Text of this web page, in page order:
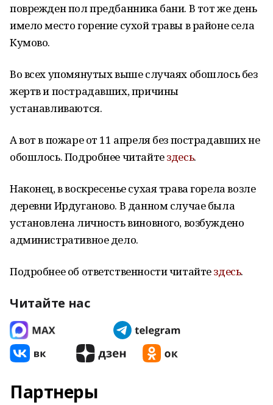
поврежден пол предбанника бани. В тот же день
имело место горение сухой травы в районе села
Кумово.
Во всех упомянутых выше случаях обошлось без
жертв и пострадавших, причины
устанавливаются.
А вот в пожаре от 11 апреля без пострадавших не
обошлось. Подробнее читайтездесь.
Наконец, в воскресенье сухая трава горела возле
деревни Ирдуганово. В данном случае была
установлена личность виновного, возбуждено
административное дело.
Подробнее об ответственности читайтездесь.
Читайте нас
Партнеры